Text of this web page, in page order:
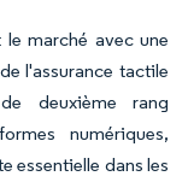
marché avec une
l'assurance tactile
deuxième rang
numériques,
essentielle dans les